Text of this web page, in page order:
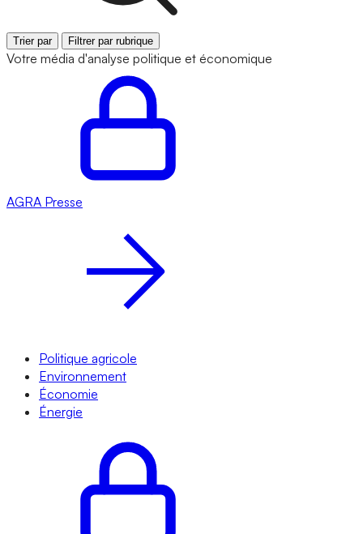
Trier par Filtrer par rubrique
Votre média d'analyse politique et économique
AGRA Presse
Politique agricole
Environnement
Économie
Énergie